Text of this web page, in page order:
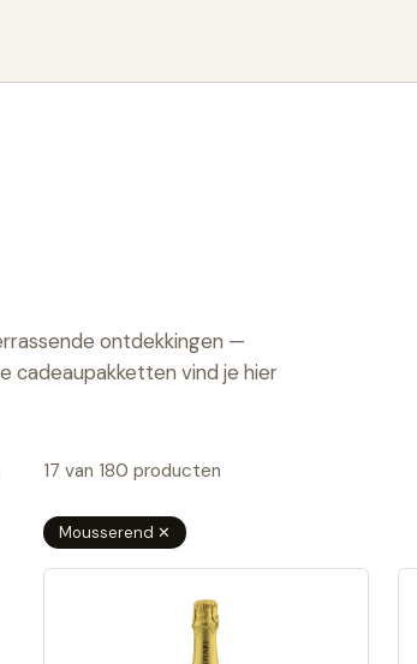
ontdekkingen —
cadeaupakketten vind je hier
17 van 180 producten
Mousserend ✕